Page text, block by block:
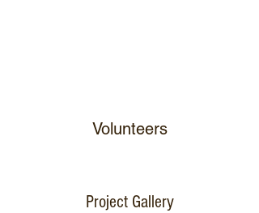
Volunteers
Project Gallery